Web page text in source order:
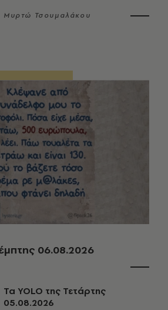
Μυρτώ Τσουμαλάκου
06.08.2026
Τα YOLO της Τετάρτης
05.08.2026